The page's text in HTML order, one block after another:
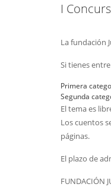
I
La fundación
Si tienes
Primera
Segunda
El tema es
Los cuentos
páginas.
El plazo de
FUNDACIÓN